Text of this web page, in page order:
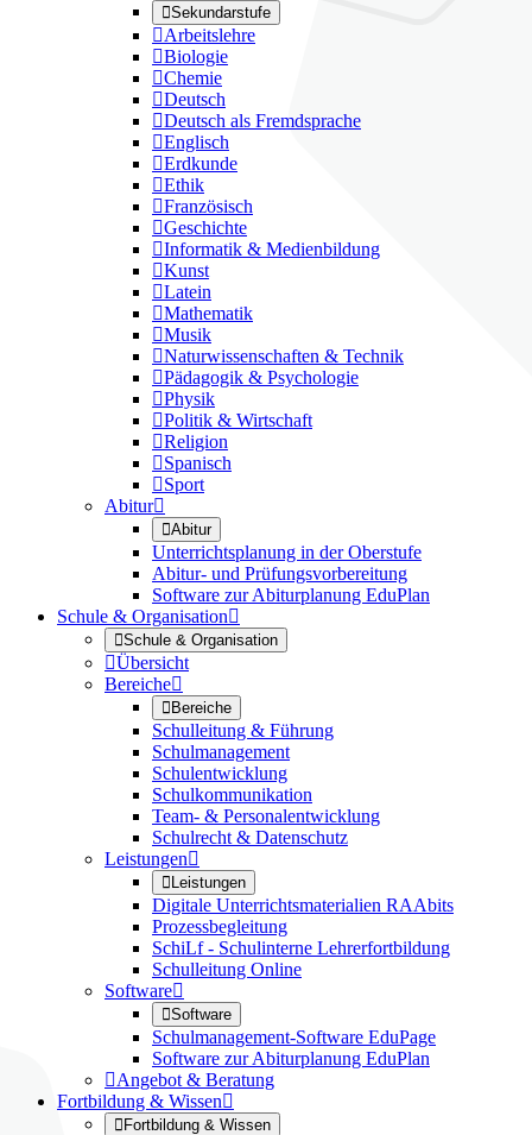
Sekundarstufe
Arbeitslehre
Biologie
Chemie
Deutsch
Deutsch als Fremdsprache
Englisch
Erdkunde
Ethik
Französisch
Geschichte
Informatik & Medienbildung
Kunst
Latein
Mathematik
Musik
Naturwissenschaften & Technik
Pädagogik & Psychologie
Physik
Politik & Wirtschaft
Religion
Spanisch
Sport
Abitur
Abitur
Unterrichtsplanung in der Oberstufe
Abitur- und Prüfungsvorbereitung
Software zur Abiturplanung EduPlan
Schule & Organisation
Schule & Organisation
Übersicht
Bereiche
Bereiche
Schulleitung & Führung
Schulmanagement
Schulentwicklung
Schulkommunikation
Team- & Personalentwicklung
Schulrecht & Datenschutz
Leistungen
Leistungen
Digitale Unterrichtsmaterialien RAAbits
Prozessbegleitung
SchiLf - Schulinterne Lehrerfortbildung
Schulleitung Online
Software
Software
Schulmanagement-Software EduPage
Software zur Abiturplanung EduPlan
Angebot & Beratung
Fortbildung & Wissen
Fortbildung & Wissen